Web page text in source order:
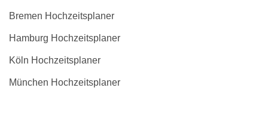
Bremen Hochzeitsplaner
Hamburg Hochzeitsplaner
Köln Hochzeitsplaner
München Hochzeitsplaner